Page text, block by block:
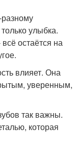
улыбка.
остаётся на
влияет. Она
уверенным,
так важны.
которая